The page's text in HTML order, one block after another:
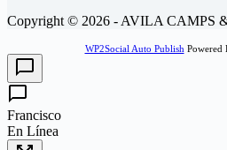
Copyright © 2026 - AVILA CAMPS
WP2Social Auto PublishPowered
Francisco
En Línea